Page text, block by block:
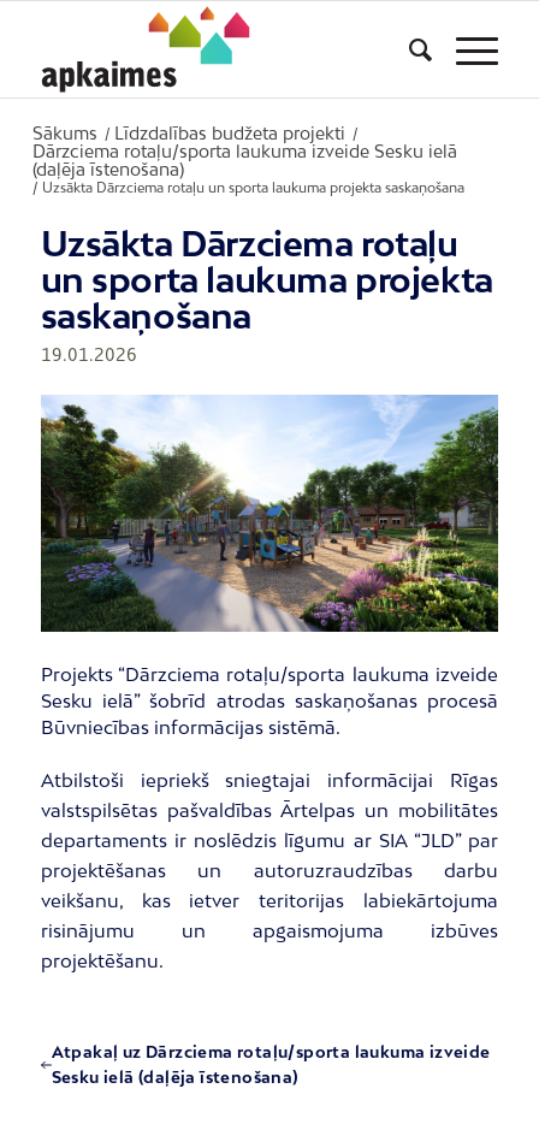
Sākums / Līdzdalības budžeta projekti /
Dārzciema rotaļu/sporta laukuma izveide Sesku ielā
(daļēja īstenošana)
/ Uzsākta Dārzciema rotaļu un sporta laukuma projekta saskaņošana
Uzsākta Dārzciema rotaļu
un sporta laukuma projekta
saskaņošana
19.01.2026
Projekts “Dārzciema rotaļu/sporta laukuma izveide
Sesku ielā” šobrīd atrodas saskaņošanas procesā
Būvniecības informācijas sistēmā.
Atbilstoši iepriekš sniegtajai informācijai Rīgas
valstspilsētas pašvaldības Ārtelpas un mobilitātes
departaments ir noslēdzis līgumu ar SIA “JLD” par
projektēšanas un autoruzraudzības darbu
veikšanu, kas ietver teritorijas labiekārtojuma
risinājumu un apgaismojuma izbūves
projektēšanu.
Atpakaļ uz Dārzciema rotaļu/sporta laukuma izveide
Sesku ielā (daļēja īstenošana)